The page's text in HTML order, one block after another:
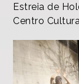
Estreia de
Centro